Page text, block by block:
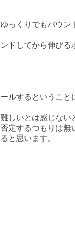
っくりでもバウン
ドしてから伸びる
ルするということ
しいとは感じない
定するつもりは無
と思います。